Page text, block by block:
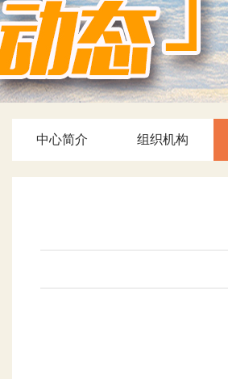
中心简介 组织机构